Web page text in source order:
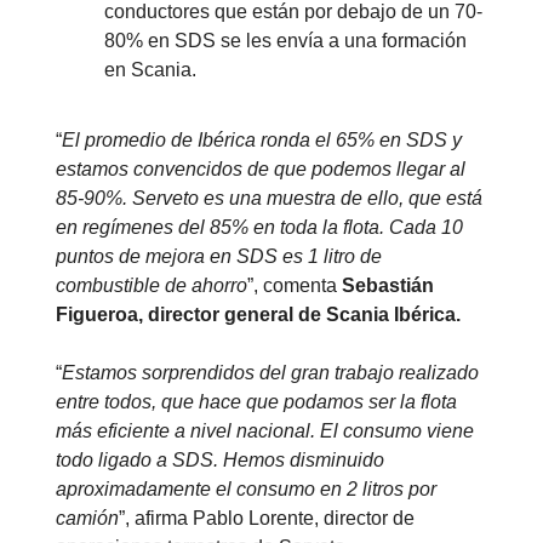
conductores que están por debajo de un 70-
80% en SDS se les envía a una formación
en Scania.
“El promedio de Ibérica ronda el 65% en SDS y
estamos convencidos de que podemos llegar al
85-90%. Serveto es una muestra de ello, que está
en regímenes del 85% en toda la flota. Cada 10
puntos de mejora en SDS es 1 litro de
combustible de ahorro”, comenta Sebastián
Figueroa, director general de Scania Ibérica.
“Estamos sorprendidos del gran trabajo realizado
entre todos, que hace que podamos ser la flota
más eficiente a nivel nacional. El consumo viene
todo ligado a SDS. Hemos disminuido
aproximadamente el consumo en 2 litros por
camión”, afirma Pablo Lorente, director de